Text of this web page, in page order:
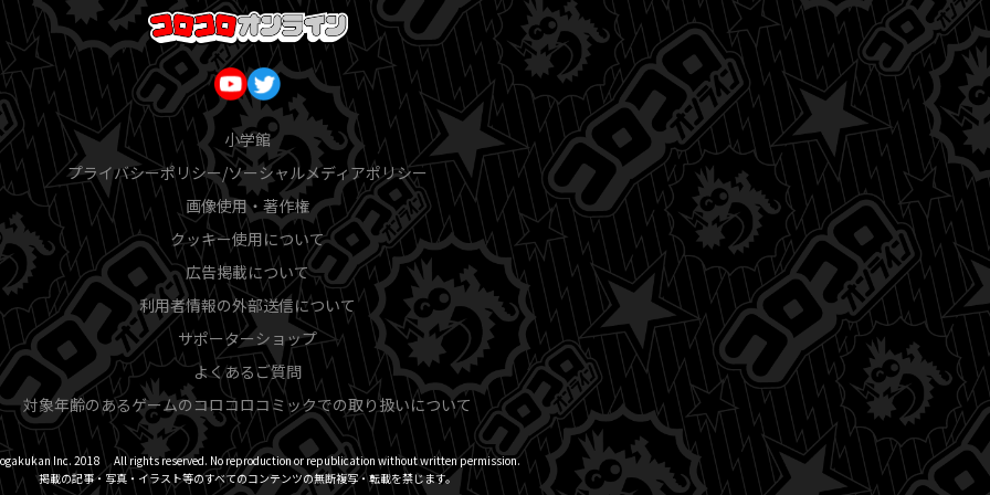
小学館
プライバシーポリシー/ソーシャルメディアポリシー
画像使用・著作権
クッキー使用について
広告掲載について
利用者情報の外部送信について
サポーターショップ
よくあるご質問
対象年齢のあるゲームのコロコロコミックでの取り扱いについて
Inc. 2018 All rights reserved. No reproduction or republication without written permission.
掲載の記事・写真・イラスト等のすべてのコンテンツの無断複写・転載を禁じます。